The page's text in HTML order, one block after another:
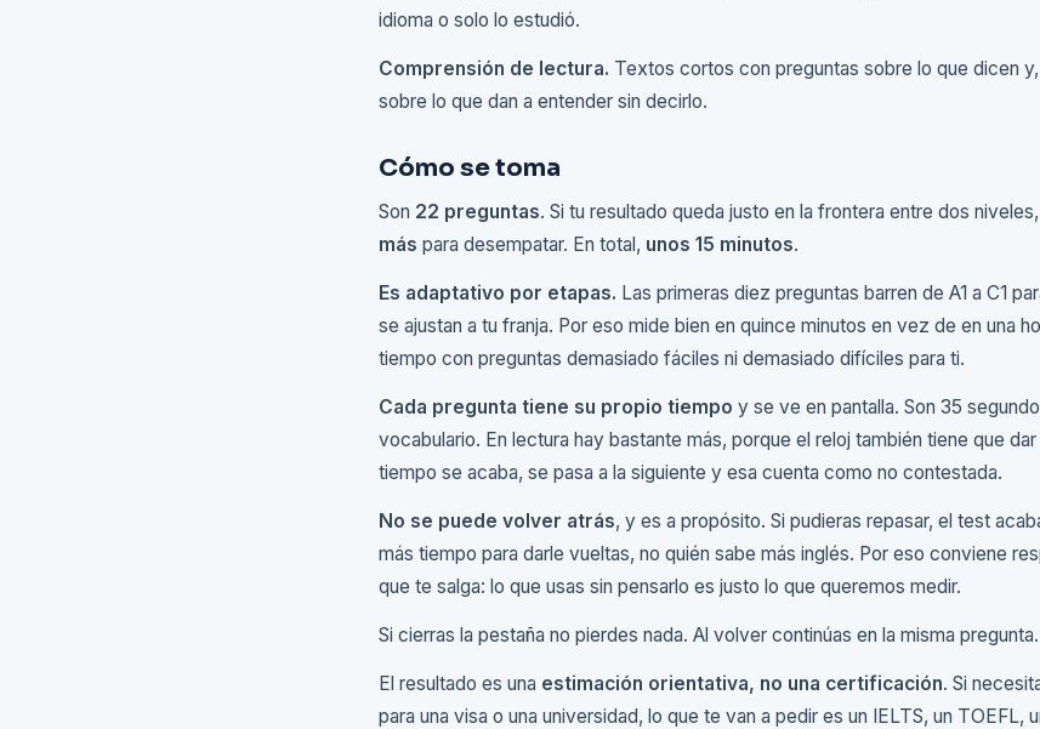
idioma o solo lo estudió.
Comprensión de lectura. Textos cortos con preguntas sobre lo que dicen
sobre lo que dan a entender sin decirlo.
Cómo se toma
Son 22 preguntas. Si tu resultado queda justo en la frontera entre dos
más para desempatar. En total, unos 15 minutos.
Es adaptativo por etapas. Las primeras diez preguntas barren de A1 a C1
se ajustan a tu franja. Por eso mide bien en quince minutos en vez de en una
tiempo con preguntas demasiado fáciles ni demasiado difíciles para ti.
Cada pregunta tiene su propio tiempo y se ve en pantalla. Son 35
vocabulario. En lectura hay bastante más, porque el reloj también tiene que
tiempo se acaba, se pasa a la siguiente y esa cuenta como no contestada.
No se puede volver atrás, y es a propósito. Si pudieras repasar, el test
más tiempo para darle vueltas, no quién sabe más inglés. Por eso conviene
que te salga: lo que usas sin pensarlo es justo lo que queremos medir.
Si cierras la pestaña no pierdes nada. Al volver continúas en la misma pregunta.
El resultado es una estimación orientativa, no una certificación. Si
para una visa o una universidad, lo que te van a pedir es un IELTS, un TOEFL,